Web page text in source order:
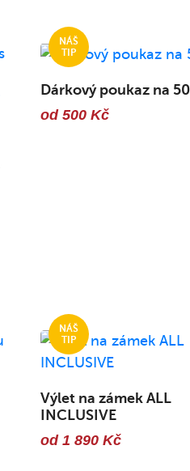
Dárkový poukaz na
od 500 Kč
Výlet na zámek ALL
INCLUSIVE
od 1 890 Kč